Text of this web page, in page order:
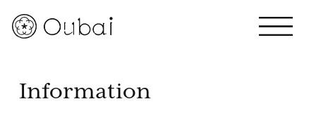
Information